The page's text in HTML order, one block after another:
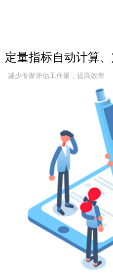
定量指标自动计算
减少专家评估工作量，提高效率